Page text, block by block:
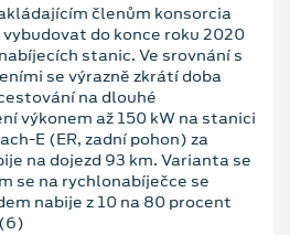
členům konsorcia
vybudovat do konce roku 2020
stanic. Ve srovnání s
se výrazně zkrátí doba
na dlouhé
výkonem až 150 kW na stanici
E (ER, zadní pohon) za
na dojezd 93 km. Varianta se
se na rychlonabíječce se
nabije z 10 na 80 procent